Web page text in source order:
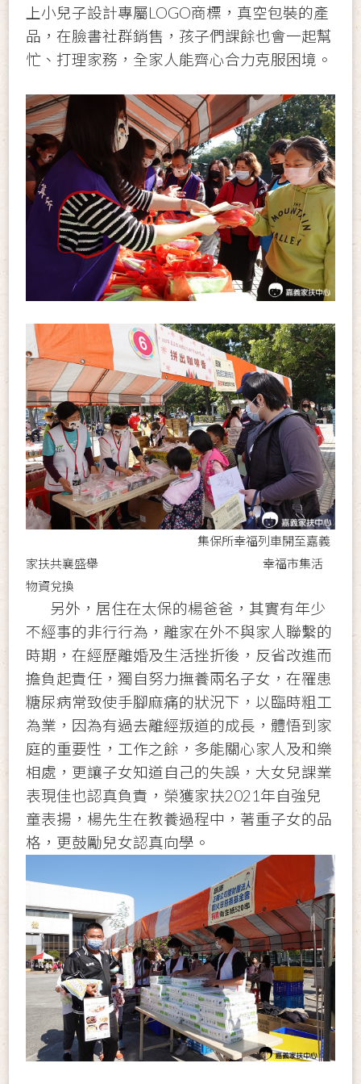
上小兒子設計專屬LOGO商標，真空包裝的產
品，在臉書社群銷售，孩子們課餘也會一起幫
忙、打理家務，全家人能齊心合力克服困境。
集保所幸福列車開至嘉義
家扶共襄盛舉 幸福市集活
物資兌換
另外，居住在太保的楊爸爸，其實有年少
不經事的非行行為，離家在外不與家人聯繫的
時期，在經歷離婚及生活挫折後，反省改進而
擔負起責任，獨自努力撫養兩名子女，在罹患
糖尿病常致使手腳麻痛的狀況下，以臨時粗工
為業，因為有過去離經叛道的成長，體悟到家
庭的重要性，工作之餘，多能關心家人及和樂
相處，更讓子女知道自己的失誤，大女兒課業
表現佳也認真負責，榮獲家扶2021年自強兒
童表揚，楊先生在教養過程中，著重子女的品
格，更鼓勵兒女認真向學。